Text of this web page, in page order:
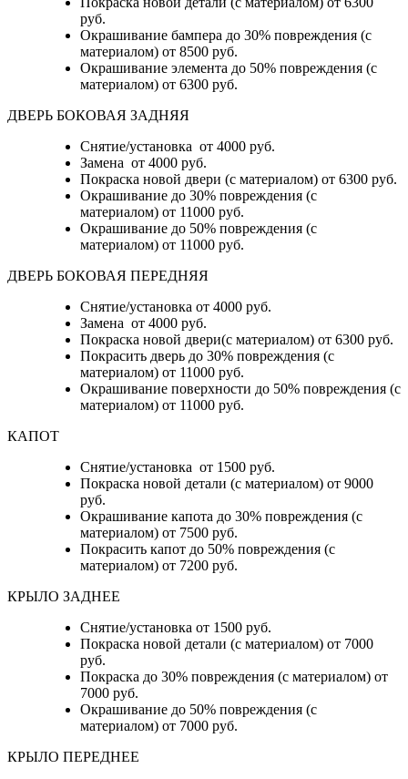
руб.
Окрашивание бампера до 30% повреждения (с
материалом) от 8500 руб.
Окрашивание элемента до 50% повреждения (с
материалом) от 6300 руб.
ДВЕРЬ БОКОВАЯ ЗАДНЯЯ
Снятие/установка от 4000 руб.
Замена от 4000 руб.
Покраска новой двери (с материалом) от 6300 руб.
Окрашивание до 30% повреждения (с
материалом) от 11000 руб.
Окрашивание до 50% повреждения (с
материалом) от 11000 руб.
ДВЕРЬ БОКОВАЯ ПЕРЕДНЯЯ
Снятие/установка от 4000 руб.
Замена от 4000 руб.
Покраска новой двери(с материалом) от 6300 руб.
Покрасить дверь до 30% повреждения (с
материалом) от 11000 руб.
Окрашивание поверхности до 50% повреждения (с
материалом) от 11000 руб.
КАПОТ
Снятие/установка от 1500 руб.
Покраска новой детали (с материалом) от 9000
руб.
Окрашивание капота до 30% повреждения (с
материалом) от 7500 руб.
Покрасить капот до 50% повреждения (с
материалом) от 7200 руб.
КРЫЛО ЗАДНЕЕ
Снятие/установка от 1500 руб.
Покраска новой детали (с материалом) от 7000
руб.
Покраска до 30% повреждения (с материалом) от
7000 руб.
Окрашивание до 50% повреждения (с
материалом) от 7000 руб.
КРЫЛО ПЕРЕДНЕЕ